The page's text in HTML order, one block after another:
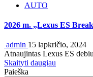
AUTO
2026 m. „Lexus ES
admin 15 lapkričio, 2024
Atnaujintas Lexus ES
Skaityti daugiau
Paieška